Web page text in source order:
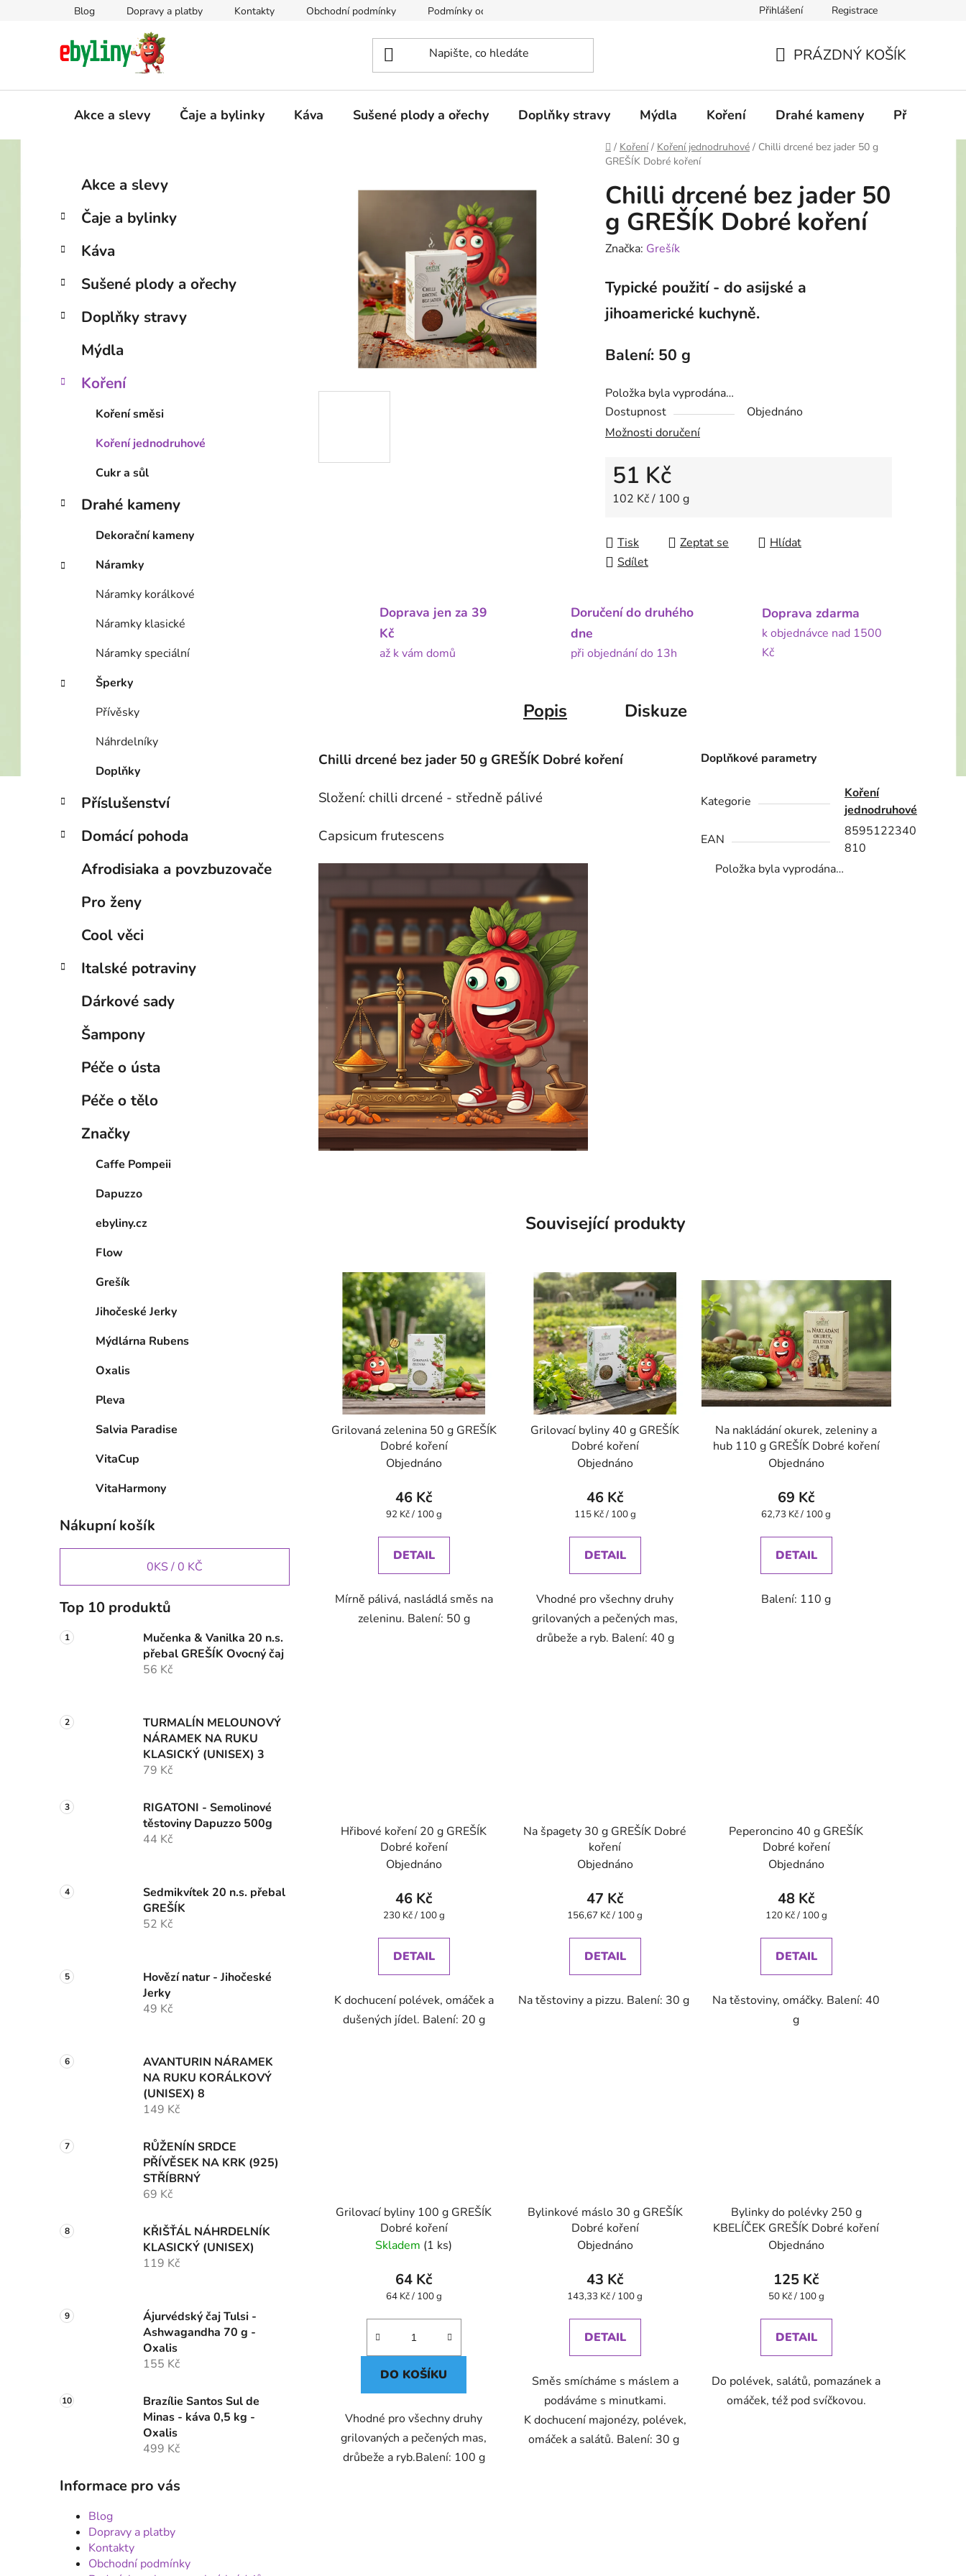
Blog Dopravy a platby Kontakty Obchodní podmínky Podmínky ochrany osobních údajů Přihlášení Registrace
KOŠÍK
PRÁZDNÝ KOŠÍK
Akce a slevy Čaje a bylinky Káva Sušené plody a ořechy Doplňky stravy Mýdla Koření Drahé kameny
Domů
/ Koření / Koření jednodruhové / Chilli drcené bez jader 50 g
GREŠÍK Dobré koření
s
r
n
n
í
n
Přeskočit
kategorie
e
o
i
Akce a slevy
Čaje a bylinky
Káva
Sušené plody a ořechy
Doplňky stravy
Mýdla
Koření
Koření směsi
Koření jednodruhové
Cukr a sůl
Drahé kameny
Dekorační kameny
Náramky
Náramky korálkové
Náramky klasické
Náramky speciální
Šperky
Přívěsky
Náhrdelníky
Doplňky
Příslušenství
Domácí pohoda
Afrodisiaka a povzbuzovače
Pro ženy
Cool věci
Italské potraviny
Dárkové sady
Šampony
Péče o ústa
Péče o tělo
Značky
Caffe Pompeii
Dapuzzo
ebyliny.cz
Flow
Grešík
Jihočeské Jerky
Mýdlárna Rubens
Oxalis
Pleva
Salvia Paradise
VitaCup
VitaHarmony
Nákupní košík
0KS /0 KČ
Top 10 produktů
Mučenka & Vanilka 20 n.s.
přebal GREŠÍK Ovocný čaj
56 Kč
TURMALÍN MELOUNOVÝ
NÁRAMEK NA RUKU
KLASICKÝ (UNISEX) 3
79 Kč
RIGATONI - Semolinové
těstoviny Dapuzzo 500g
44 Kč
Sedmikvítek 20 n.s. přebal
GREŠÍK
52 Kč
Hovězí natur - Jihočeské
Jerky
49 Kč
AVANTURIN NÁRAMEK
NA RUKU KORÁLKOVÝ
(UNISEX) 8
149 Kč
RŮŽENÍN SRDCE
PŘÍVĚSEK NA KRK (925)
STŘÍBRNÝ
69 Kč
KŘIŠŤÁL NÁHRDELNÍK
KLASICKÝ (UNISEX)
119 Kč
Ájurvédský čaj Tulsi -
Ashwagandha 70 g -
Oxalis
155 Kč
Brazílie Santos Sul de
Minas - káva 0,5 kg -
Oxalis
499 Kč
Informace pro vás
Blog
Dopravy a platby
Kontakty
Obchodní podmínky
Chilli drcené bez jader 50
g GREŠÍK Dobré koření
Značka: Grešík
Typické použití - do asijské a
jihoamerické kuchyně.
Balení: 50 g
Položka byla vyprodána…
Dostupnost
Objednáno
Možnosti doručení
51 Kč
Měrná cena:
102 Kč / 100 g
Tisk Zeptat se
Hlídat
Sdílet
Doprava jen za 39
Kč
až k vám domů
Doručení do druhého
dne
při objednání do 13h
Doprava zdarma
k objednávce nad 1500
Kč
Popis Diskuze
Chilli drcené bez jader 50 g GREŠÍK Dobré koření
Složení: chilli drcené - středně pálivé
Capsicum frutescens
Doplňkové parametry
Kategorie
Koření
jednodruhové
EAN
8595122340
810
Položka byla vyprodána…
Související produkty
Grilovaná zelenina 50 g GREŠÍK
Dobré koření
Objednáno
46 Kč
Měrná
92 Kč / 100 g
DETAIL
Mírně pálivá, nasládlá směs na
zeleninu. Balení: 50 g
Grilovací byliny 40 g GREŠÍK
Dobré koření
Objednáno
46 Kč
Měrná
115 Kč / 100 g
DETAIL
Vhodné pro všechny druhy
grilovaných a pečených mas,
drůbeže a ryb. Balení: 40 g
Na nakládání okurek, zeleniny a
hub 110 g GREŠÍK Dobré koření
Objednáno
69 Kč
Měrná
62,73 Kč / 100 g
DETAIL
Balení: 110 g
Hřibové koření 20 g GREŠÍK
Dobré koření
Objednáno
46 Kč
Měrná
230 Kč / 100 g
DETAIL
K dochucení polévek, omáček a
dušených jídel. Balení: 20 g
Na špagety 30 g GREŠÍK Dobré
koření
Objednáno
47 Kč
Měrná
156,67 Kč / 100 g
DETAIL
Na těstoviny a pizzu. Balení: 30 g
Peperoncino 40 g GREŠÍK
Dobré koření
Objednáno
48 Kč
Měrná
120 Kč / 100 g
DETAIL
Na těstoviny, omáčky. Balení: 40
g
Grilovací byliny 100 g GREŠÍK
Dobré koření
Skladem (1 ks)
64 Kč
Měrná
64 Kč / 100 g
DO KOŠÍKU
Vhodné pro všechny druhy
grilovaných a pečených mas,
drůbeže a ryb.Balení: 100 g
Bylinkové máslo 30 g GREŠÍK
Dobré koření
Objednáno
43 Kč
Měrná
143,33 Kč / 100 g
DETAIL
Směs smícháme s máslem a
podáváme s minutkami.
K dochucení majonézy, polévek,
omáček a salátů. Balení: 30 g
Bylinky do polévky 250 g
KBELÍČEK GREŠÍK Dobré koření
Objednáno
125 Kč
Měrná
50 Kč / 100 g
DETAIL
Do polévek, salátů, pomazánek a
omáček, též pod svíčkovou.